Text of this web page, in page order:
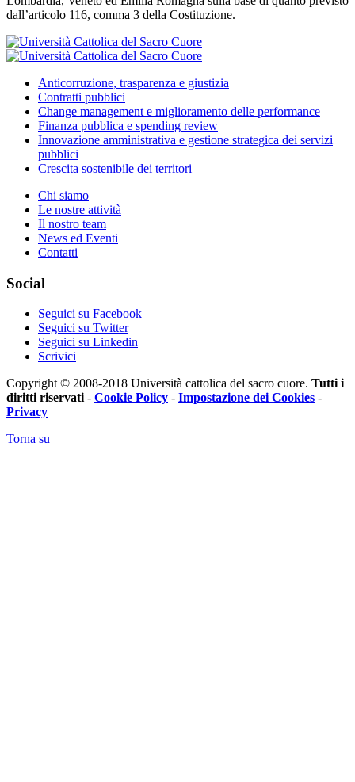
dall’articolo 116, comma 3 della Costituzione.
Anticorruzione, trasparenza e giustizia
Contratti pubblici
Change management e miglioramento delle performance
Finanza pubblica e spending review
Innovazione amministrativa e gestione strategica dei servizi
pubblici
Crescita sostenibile dei territori
Chi siamo
Le nostre attività
Il nostro team
News ed Eventi
Contatti
Social
Seguici su Facebook
Seguici su Twitter
Seguici su Linkedin
Scrivici
Copyright © 2008-2018 Università cattolica del sacro cuore. Tutti i
diritti riservati - Cookie Policy - Impostazione dei Cookies -
Privacy
Torna su